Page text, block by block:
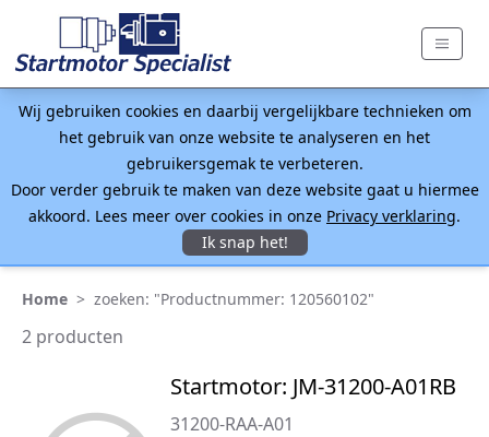
Wij gebruiken cookies en daarbij vergelijkbare technieken om
het gebruik van onze website te analyseren en het
gebruikersgemak te verbeteren.
Door verder gebruik te maken van deze website gaat u hiermee
akkoord. Lees meer over cookies in onze Privacy verklaring.
Ik snap het!
Home > zoeken: "Productnummer: 120560102"
2 producten
Startmotor: JM-31200-A01RB
31200-RAA-A01